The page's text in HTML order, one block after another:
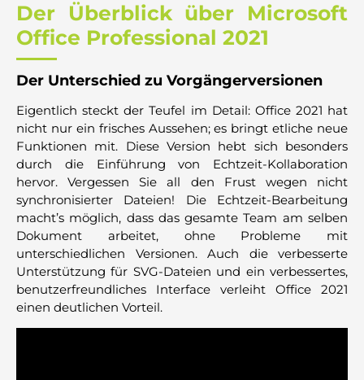
Der Überblick über Microsoft
Office Professional 2021
Der Unterschied zu Vorgängerversionen
Eigentlich steckt der Teufel im Detail: Office 2021 hat
nicht nur ein frisches Aussehen; es bringt etliche neue
Funktionen mit. Diese Version hebt sich besonders
durch die Einführung von Echtzeit-Kollaboration
hervor. Vergessen Sie all den Frust wegen nicht
synchronisierter Dateien! Die Echtzeit-Bearbeitung
macht’s möglich, dass das gesamte Team am selben
Dokument arbeitet, ohne Probleme mit
unterschiedlichen Versionen. Auch die verbesserte
Unterstützung für SVG-Dateien und ein verbessertes,
benutzerfreundliches Interface verleiht Office 2021
einen deutlichen Vorteil.